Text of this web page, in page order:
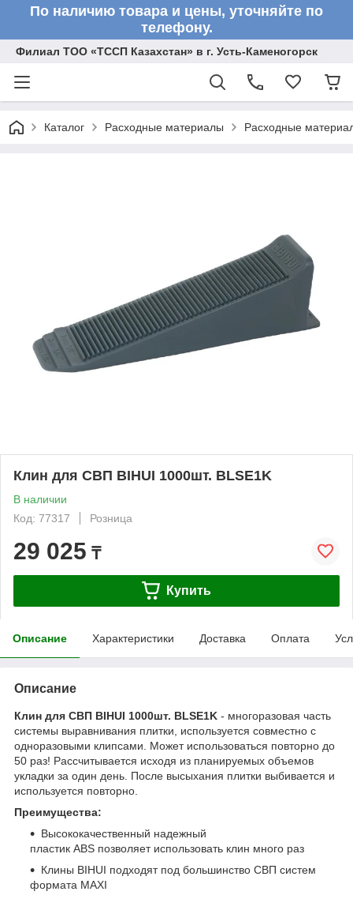
По наличию товара и цены, уточняйте по
телефону.
Филиал ТОО «ТССП Казахстан» в г. Усть-Каменогорск
Каталог Расходные материалы Расходные
Клин для СВП BIHUI 1000шт. BLSE1K
В наличии
Код: 77317
Розница
29 025 ₸
Купить
Описание Характеристики Доставка Оплата
Описание
Клин для СВП BIHUI 1000шт. BLSE1K - многоразовая часть
системы выравнивания плитки, используется совместно с
одноразовыми клипсами. Может использоваться повторно до
50 раз! Рассчитывается исходя из планируемых объемов
укладки за один день. После высыхания плитки выбивается и
используется повторно.
Преимущества:
Высококачественный надежный
пластик ABS позволяет использовать клин много раз
Клины BIHUI подходят под большинство СВП систем
формата MAXI